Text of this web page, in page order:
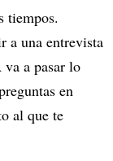
tiempos.
a una entrevista
a pasar lo
en
al que te